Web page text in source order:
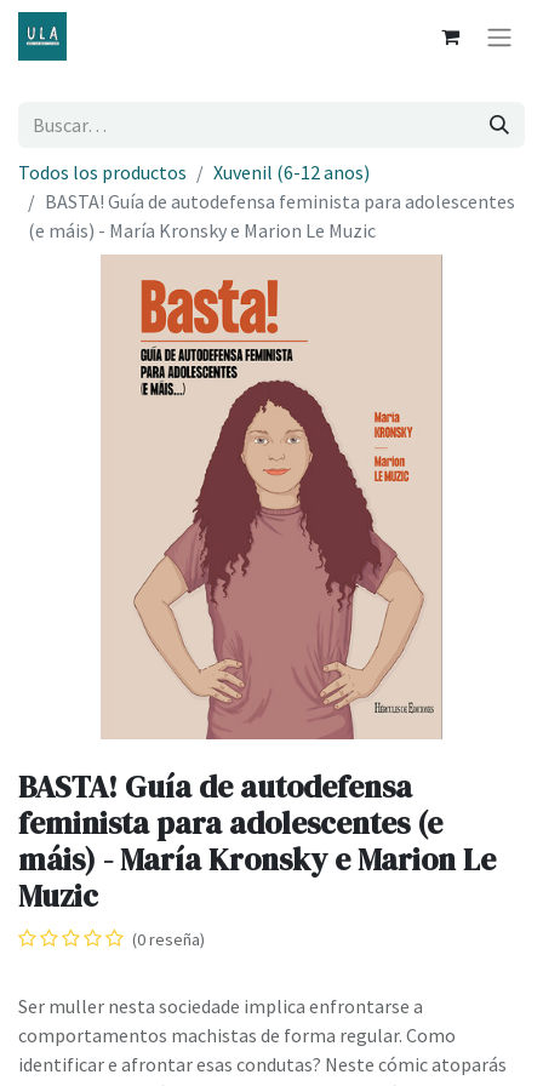
Todos los productos
Xuvenil (6-12 anos)
BASTA! Guía de autodefensa feminista para adolescentes
(e máis) - María Kronsky e Marion Le Muzic
BASTA! Guía de autodefensa
feminista para adolescentes (e
máis) - María Kronsky e Marion Le
Muzic
(0 reseña)
Ser muller nesta sociedade implica enfrontarse a
comportamentos machistas de forma regular. Como
identificar e afrontar esas condutas? Neste cómic atoparás